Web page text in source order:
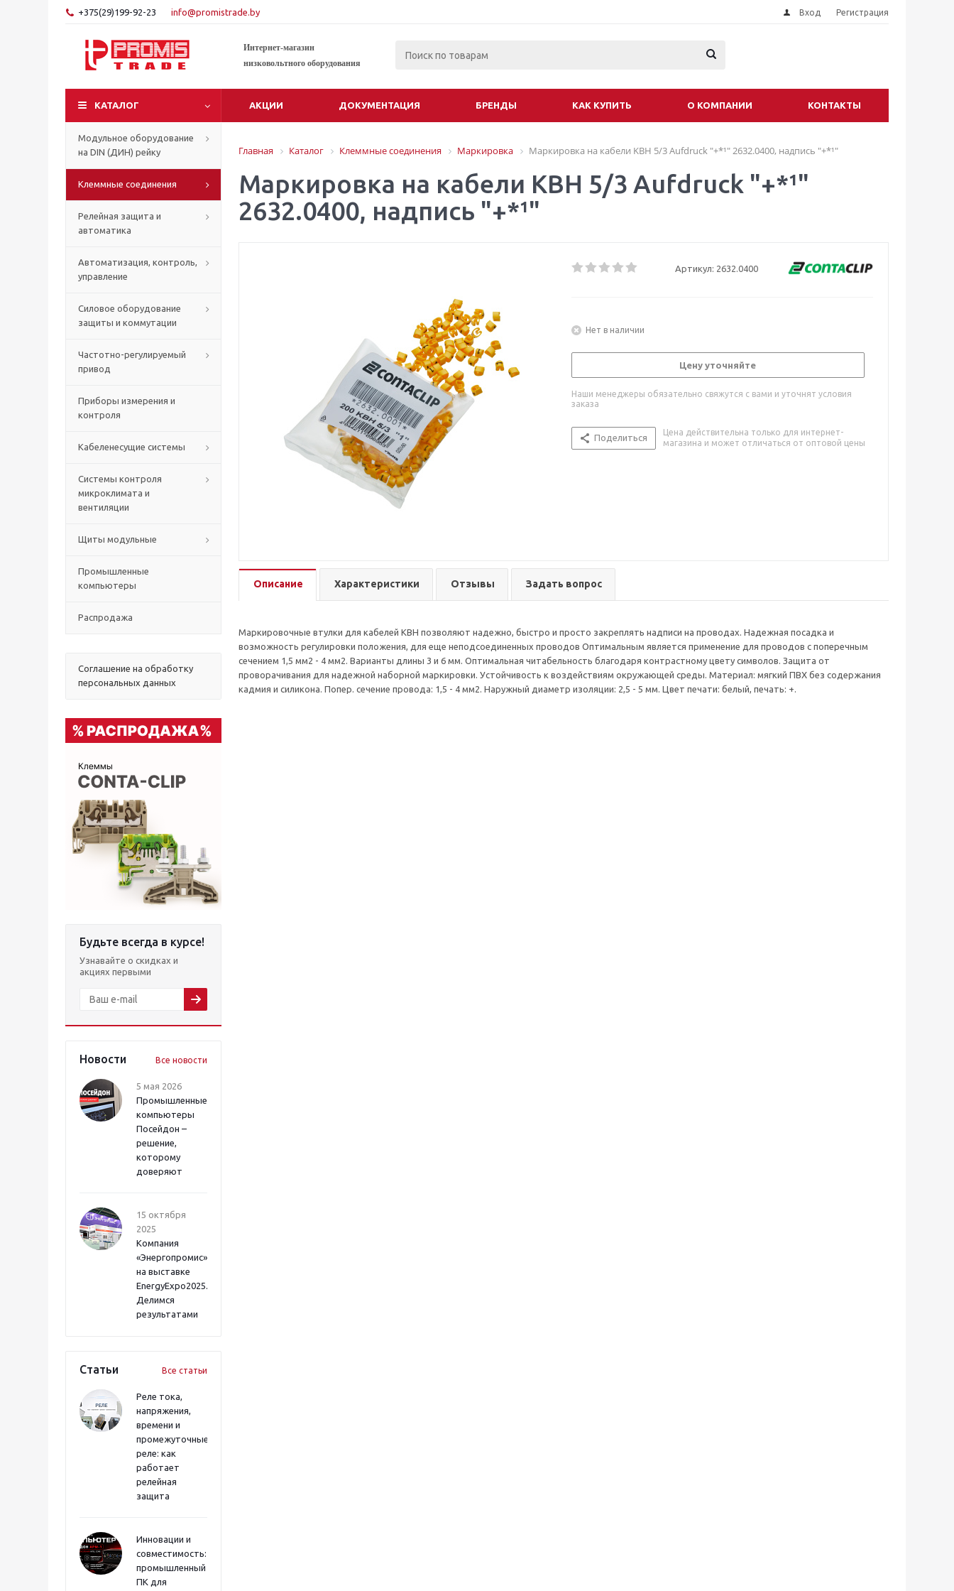
+375(29)199-92-23 info@promistrade.by Вход Регистрация
Интернет-магазин
низковольтного оборудования
КАТАЛОГ АКЦИИ ДОКУМЕНТАЦИЯ БРЕНДЫ КАК КУПИТЬ О КОМПАНИИ КОНТАКТЫ
Модульное оборудование
на DIN (ДИН) рейку
Клеммные соединения
Релейная защита и
автоматика
Автоматизация, контроль,
управление
Силовое оборудование
защиты и коммутации
Частотно-регулируемый
привод
Приборы измерения и
контроля
Кабеленесущие системы
Системы контроля
микроклимата и
вентиляции
Щиты модульные
Промышленные
компьютеры
Распродажа
Соглашение на обработку
персональных данных
Будьте всегда в курсе!
Узнавайте о скидках и
акциях первыми
Новости Все новости
5 мая 2026
Промышленные
компьютеры
Посейдон –
решение,
которому
доверяют
15 октября
2025
Компания
«Энергопромис»
на выставке
EnergyExpo2025.
Делимся
результатами
Статьи Все статьи
Реле тока,
напряжения,
времени и
промежуточные
реле: как
работает
релейная
защита
Инновации и
совместимость:
промышленный
ПК для
Главная Каталог Клеммные соединения Маркировка Маркировка на кабели KBH 5/3 Aufdruck "+*¹" 2632.0400, надпись "+*¹"
Маркировка на кабели KBH 5/3 Aufdruck "+*¹"
2632.0400, надпись "+*¹"
Артикул: 2632.0400
Нет в наличии
Цену уточняйте
Наши менеджеры обязательно свяжутся с вами и уточнят условия
заказа
Поделиться
Цена действительна только для интернет-
магазина и может отличаться от оптовой цены
Описание Характеристики Отзывы Задать вопрос
Маркировочные втулки для кабелей KBH позволяют надежно, быстро и просто закреплять надписи на проводах. Надежная посадка и
возможность регулировки положения, для еще неподсоединенных проводов Оптимальным является применение для проводов с поперечным
сечением 1,5 мм2 - 4 мм2. Варианты длины 3 и 6 мм. Оптимальная читабельность благодаря контрастному цвету символов. Защита от
проворачивания для надежной наборной маркировки. Устойчивость к воздействиям окружающей среды. Материал: мягкий ПВХ без содержания
кадмия и силикона. Попер. сечение провода: 1,5 - 4 мм2. Наружный диаметр изоляции: 2,5 - 5 мм. Цвет печати: белый, печать: +.